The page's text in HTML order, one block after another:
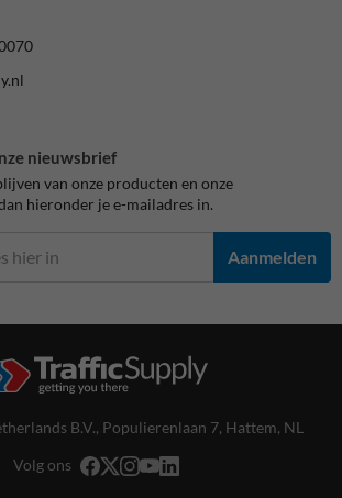
nieuwsbrief
van onze producten en onze
hieronder je e-mailadres in.
Aanmelden
B.V., Populierenlaan 7, Hattem, NL
Volg ons